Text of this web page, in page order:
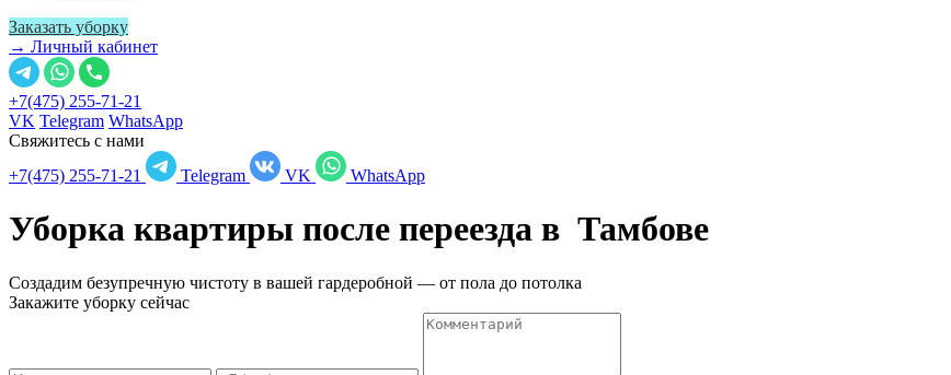
Заказать уборку
→ Личный кабинет
+7(475) 255-71-21
VK Telegram WhatsApp
Свяжитесь с нами
+7(475) 255-71-21
Telegram VK WhatsApp
Уборка квартиры после переезда в Тамбове
Создадим безупречную чистоту в вашей гардеробной — от пола до потолка
Закажите уборку сейчас